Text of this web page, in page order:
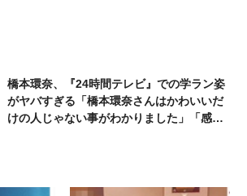
橋本環奈、『24時間テレビ』での学ラン姿
がヤバすぎる「橋本環奈さんはかわいいだ
けの人じゃない事がわかりました」「感動